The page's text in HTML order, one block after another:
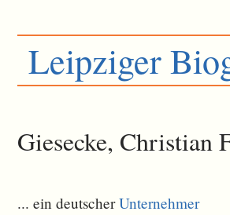
Leipziger
Giesecke, Christian
... ein deutscherUnternehmer